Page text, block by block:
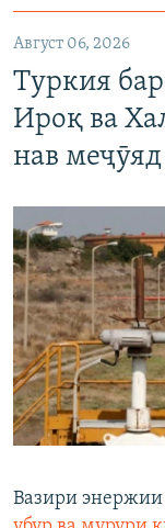
Август 06, 2026
Туркия
Ироқ ва
нав меҷӯяд
Вазири